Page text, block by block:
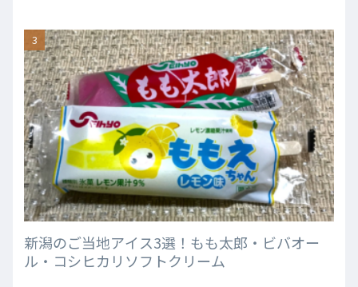
新潟のご当地アイス3選！もも太郎・ビバオー
ル・コシヒカリソフトクリーム